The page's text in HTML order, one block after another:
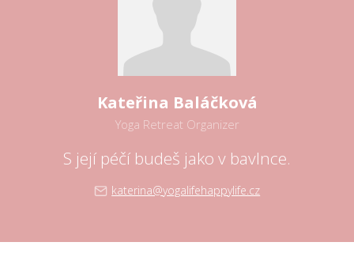
Kateřina Baláčková
Yoga Retreat Organizer
S její péčí budeš jako v bavlnce.
katerina@yogalifehappylife.cz